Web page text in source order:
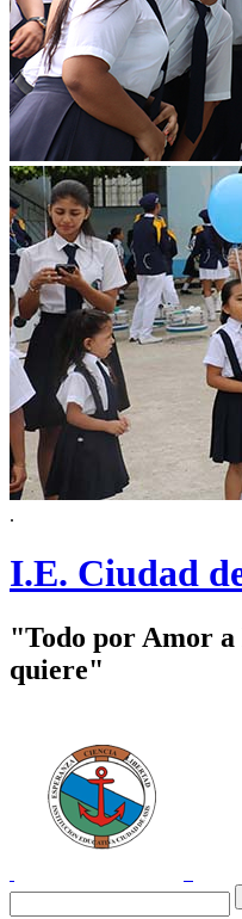
.
I.E. Ciudad
"Todo por Amor a
quiere"